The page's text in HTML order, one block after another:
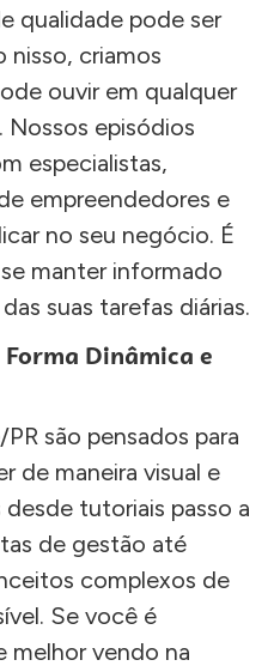
qualidade pode ser
nisso, criamos
ouvir em qualquer
Nossos episódios
especialistas,
empreendedores e
no seu negócio. É
manter informado
suas tarefas diárias.
Dinâmica e
são pensados para
de maneira visual e
tutoriais passo a
de gestão até
complexos de
Se você é
melhor vendo na